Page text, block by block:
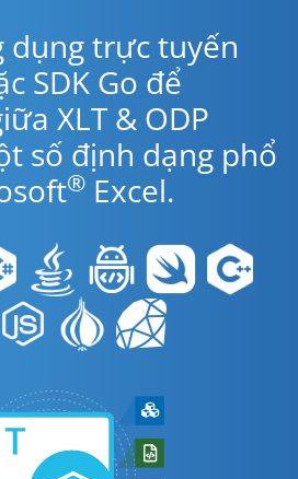
dụng trực tuyến
SDK Go để
XLT & ODP
số định dạng phổ
® Excel.